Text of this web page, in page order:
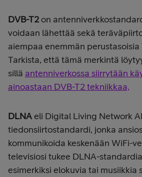
DVB-T2on
voidaan lähettää sekä
aiempaa enemmän perustasoisia
Tarkista, että tämä merkintä
sillä antenniverkossa siirrytään
ainoastaan DVB-T2 tekniikkaa,
DLNAeli Digital Living Network
tiedonsiirtostandardi, jonka
kommunikoida keskenään WiFi-
televisiosi tukee DLNA-
esimerkiksi elokuvia tai musiikkia